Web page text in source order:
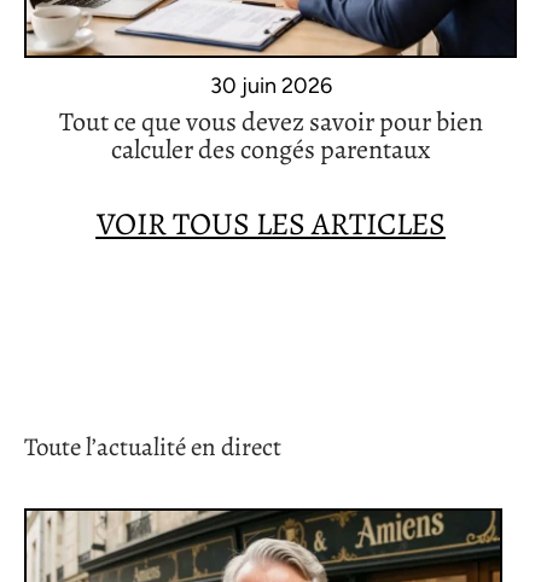
30 juin 2026
Tout ce que vous devez savoir pour bien
calculer des congés parentaux
VOIR TOUS LES ARTICLES
Toute l’actualité en direct